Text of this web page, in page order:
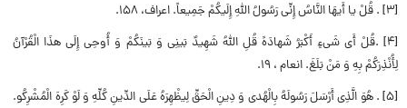
[۳] . قُلْ یا أَیهَا النَّاسُ إِنِّی رَسُولُ اللَّهِ إِلَیکُمْ جَمِیعاً. اعراف، ۱۵۸.
[۴] .قُلْ أَی شَی‏ءٍ أَکْبَرُ شَهادَهً قُلِ اللَّهُ شَهِیدٌ بَینِی وَ بَینَکُمْ وَ أُوحِی إِلَی هذَا الْقُرْآنُ
لِأُنْذِرَکُمْ بِهِ وَ مَنْ بَلَغَ. انعام ، ۱۹.
[۵] . هُوَ الَّذِی أَرْسَلَ رَسُولَهُ بِالْهُدى‏ وَ دِینِ الْحَقِّ لِیظْهِرَهُ عَلَى الدِّینِ کُلِّهِ وَ لَوْ کَرِهَ الْمُشْرِکُو.